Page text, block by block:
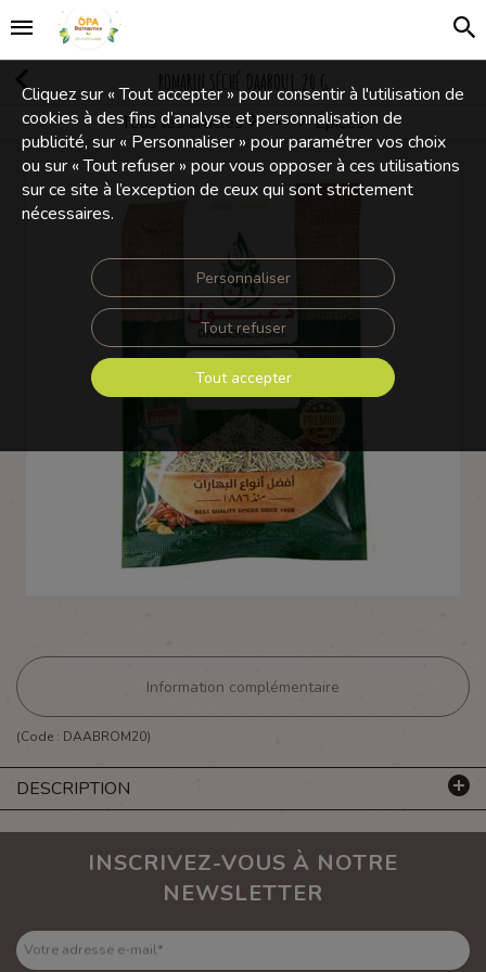
ROMARIN SÉCHÉ DAABOUL 20 G
Tous les articles
Olives et Condiments
Épices
Information complémentaire
(Code : DAABROM20)
DESCRIPTION
Cliquez sur « Tout accepter » pour consentir à l'utilisation de
cookies à des fins d’analyse et personnalisation de
publicité, sur « Personnaliser » pour paramétrer vos choix
ou sur « Tout refuser » pour vous opposer à ces utilisations
sur ce site à l’exception de ceux qui sont strictement
nécessaires.
Personnaliser
Tout refuser
Tout accepter
INSCRIVEZ-VOUS À NOTRE
NEWSLETTER
Votre adresse e-mail*